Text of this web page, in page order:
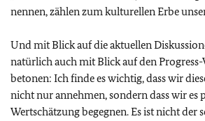
nennen, zählen zum kulturellen Erbe
Und mit Blick auf die aktuellen
natürlich auch mit Blick auf den
betonen: Ich finde es wichtig, dass wir
nicht nur annehmen, sondern dass wir
Wertschätzung begegnen. Es ist nicht der